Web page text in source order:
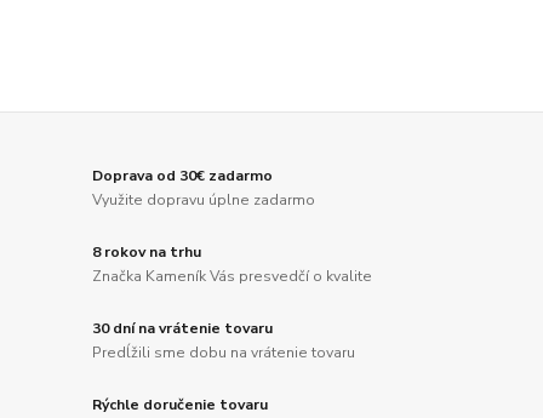
Doprava od 30€ zadarmo
Využite dopravu úplne zadarmo
8 rokov na trhu
Značka Kameník Vás presvedčí o kvalite
30 dní na vrátenie tovaru
Predĺžili sme dobu na vrátenie tovaru
Rýchle doručenie tovaru